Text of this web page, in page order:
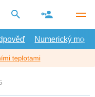
Numerický model
teplotami